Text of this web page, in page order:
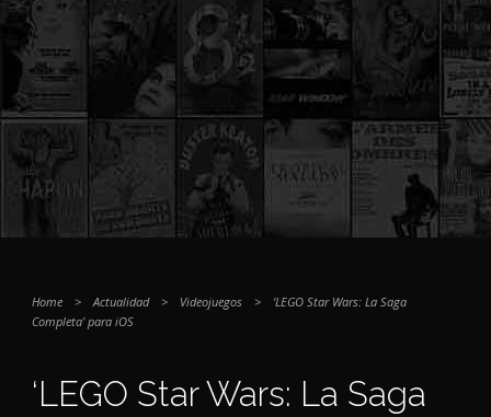
Home > Actualidad > Videojuegos >
‘LEGO Star Wars: La Saga
Completa’ para iOS
‘LEGO Star Wars: La Saga